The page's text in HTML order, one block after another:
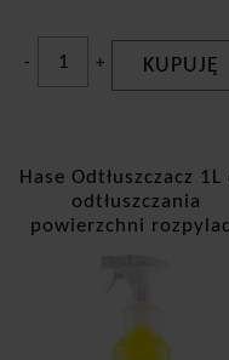
- + KUPUJĘ
Hase Odtłuszczacz 1L
odtłuszczania
powierzchni